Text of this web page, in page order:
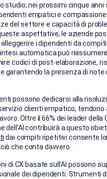
studio, nei prossimi cinque anni
empatici e
del settore e capacità di
aspettative, le aziende
alleggerire i dipendenti da
automatica può
codici di post-elaborazione,
garantendo la presenza di note
possono dedicarsi alla
clienti empatico, tendono
Oltre il 66% dei leader della
dell’AI contribuirà a questo
dai compiti ripetitivi consente
che conta davvero.
di CX basate sull’AI possono
dei dipendenti. Strumenti di